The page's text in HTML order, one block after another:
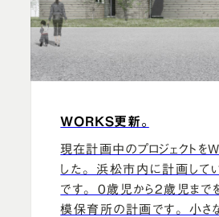
WORKS更新。
現在計画中のプロジェクトを
した。 浜松市内に計画して
です。 0歳児から2歳児まで
模保育所の計画です。 小さ